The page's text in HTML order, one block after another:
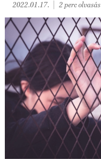
2022.01.17. 2 perc olvasás